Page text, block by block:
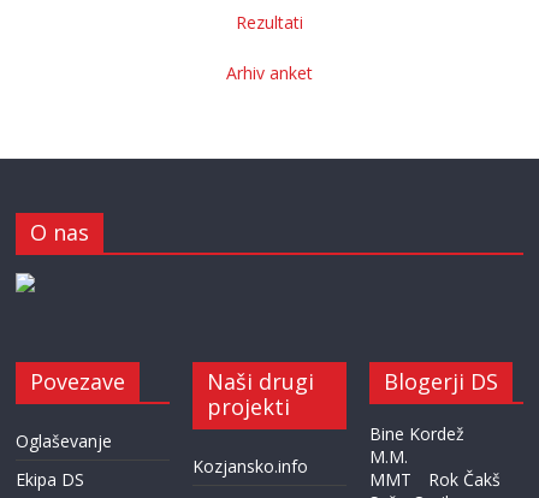
Rezultati
Arhiv anket
O nas
Povezave
Oglaševanje
Ekipa DS
Naši drugi
projekti
Kozjansko.info
Blogerji DS
Bine Kordež
M.M.
MMT
Rok Čakš